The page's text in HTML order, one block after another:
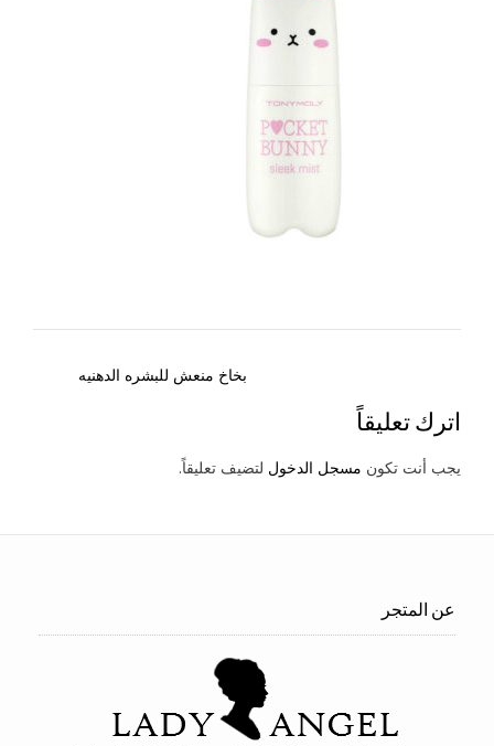
بخاخ منعش للبشره الدهنيه
اترك تعليقاً
يجب أنت تكون مسجل الدخول لتضيف تعليقاً.
عن المتجر